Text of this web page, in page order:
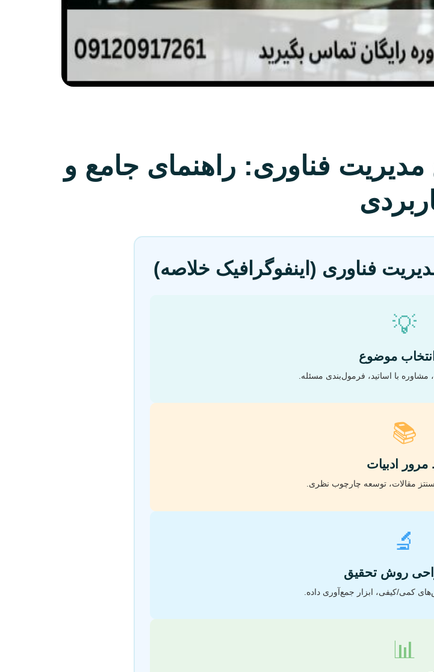
فناوری: راهنمای جامع و
فناوری (اینفوگرافیک خلاصه)
💡
مشاوره با اساتید، فرمول‌بندی مسئله.
📚
مقالات، توسعه چارچوب نظری.
🔬
کمی/کیفی، ابزار جمع‌آوری داده.
📊